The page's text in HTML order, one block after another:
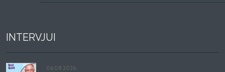
INTERVJUI
06.08.2026.